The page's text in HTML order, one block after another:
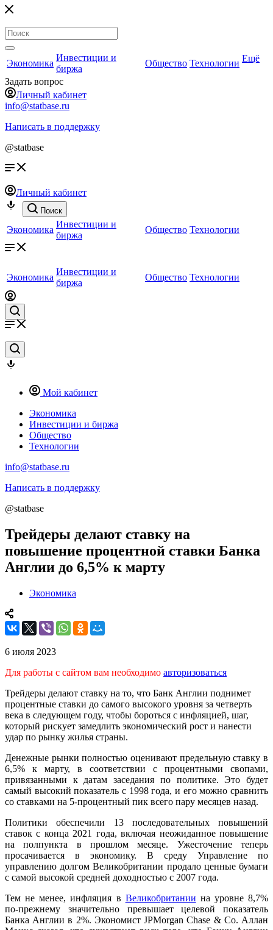
Экономика
Инвестиции и
биржа
Общество Технологии Ещё
Задать вопрос
Личный кабинет
info@statbase.ru
Написать в поддержку
@statbase
Личный кабинет
Поиск
Экономика
Инвестиции и
биржа
Общество Технологии
Экономика
Инвестиции и
биржа
Общество Технологии
Мой кабинет
Экономика
Инвестиции и биржа
Общество
Технологии
info@statbase.ru
Написать в поддержку
@statbase
Трейдеры делают ставку на
повышение процентной ставки Банка
Англии до 6,5% к марту
Экономика
6 июля 2023
Для работы с сайтом вам необходимо авторизоваться
Трейдеры делают ставку на то, что Банк Англии поднимет
процентные ставки до самого высокого уровня за четверть
века в следующем году, чтобы бороться с инфляцией, шаг,
который рискует замедлить экономический рост и нанести
удар по рынку жилья страны.
Денежные рынки полностью оценивают предельную ставку в
6,5% к марту, в соответствии с процентными свопами,
привязанными к датам заседания по политике. Это будет
самый высокий показатель с 1998 года, и его можно сравнить
со ставками на 5-процентный пик всего пару месяцев назад.
Политики обеспечили 13 последовательных повышений
ставок с конца 2021 года, включая неожиданное повышение
на полпункта в прошлом месяце. Ужесточение теперь
просачивается в экономику. В среду Управление по
управлению долгом Великобритании продало ценные бумаги
с самой высокой средней доходностью с 2007 года.
Тем не менее, инфляция в Великобритании на уровне 8,7%
по-прежнему значительно превышает целевой показатель
Банка Англии в 2%. Экономист JPMorgan Chase & Co. Аллан